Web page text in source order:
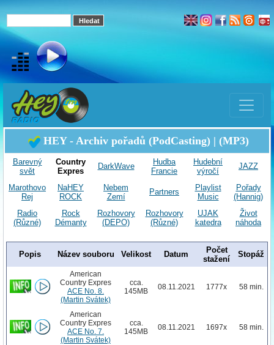
HEY - Archiv pořadů (PodCasting) | (MP3)
Barevný
svět
Country
Expres
DarkWave
Hudba
Francie
Hudební
výročí
JAZZ
Marothovo
Rej
NaHEY
ROCK
Nebem
Zemí
Partners
Playlist
Music
Pořady
(Hannig)
Radio
(Různé)
Rock
Démanty
Rozhovory
(DEPO)
Rozhovory
(Různé)
UJAK
katedra
Život
náhoda
Popis Název souboru Velikost Datum
Počet
stažení
Stopáž
American
Country Expres
ACE No. 8.
(Martin Svátek)
cca.
145MB
08.11.2021 1777x 58 min.
American
Country Expres
ACE No. 7.
(Martin Svátek)
cca.
145MB
08.11.2021 1697x 58 min.